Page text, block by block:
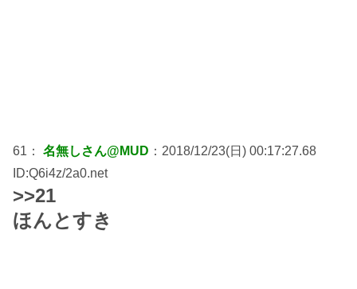
61： 名無しさん@MUD ：2018/12/23(日) 00:17:27.68
ID:Q6i4z/2a0.net
>>21
ほんとすき